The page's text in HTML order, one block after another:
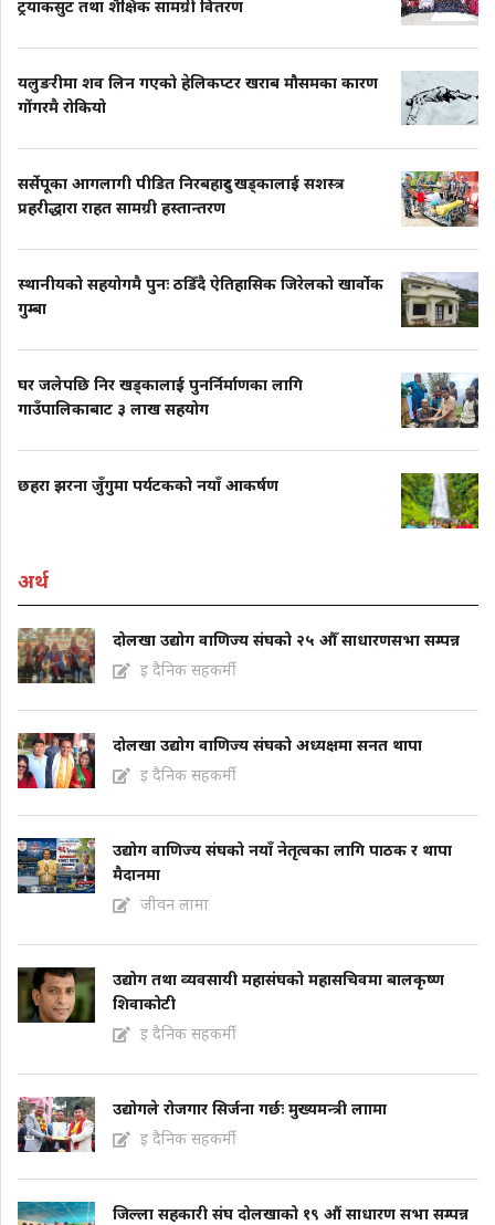
ट्रयाकसुट तथा शैक्षिक सामग्री वितरण
यलुङरीमा शव लिन गएको हेलिकप्टर खराब मौसमका कारण
गोंगरमै रोकियो
सर्सेपूका आगलागी पीडित निरबहादुर खड्कालाई सशस्त्र
प्रहरीद्धारा राहत सामग्री हस्तान्तरण
स्थानीयको सहयोगमै पुनः ठडिँदै ऐतिहासिक जिरेलको खार्वोक
गुम्बा
घर जलेपछि निर खड्कालाई पुनर्निर्माणका लागि
गाउँपालिकाबाट ३ लाख सहयोग
छहरा झरना जुँगुमा पर्यटकको नयाँ आकर्षण
अर्थ
दोलखा उद्योग वाणिज्य संघको २५ औँ साधारणसभा सम्पन्न
इ दैनिक सहकर्मी
दोलखा उद्योग वाणिज्य संघको अध्यक्षमा सनत थापा
इ दैनिक सहकर्मी
उद्योग वाणिज्य संघको नयाँ नेतृत्वका लागि पाठक र थापा
मैदानमा
जीवन लामा
उद्योग तथा व्यवसायी महासंघको महासचिवमा बालकृष्ण
शिवाकोटी
इ दैनिक सहकर्मी
उद्योगले रोजगार सिर्जना गर्छः मुख्यमन्त्री लाामा
इ दैनिक सहकर्मी
जिल्ला सहकारी संघ दोलखाको १९ औं साधारण सभा सम्पन्न